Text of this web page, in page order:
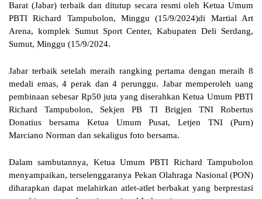
Barat (Jabar) terbaik dan ditutup secara resmi oleh Ketua Umum
PBTI Richard Tampubolon, Minggu (15/9/2024)di Martial Art
Arena, komplek Sumut Sport Center, Kabupaten Deli Serdang,
Sumut, Minggu (15/9/2024.
Jabar terbaik setelah meraih rangking pertama dengan meraih 8
medali emas, 4 perak dan 4 perunggu. Jabar memperoleh uang
pembinaan sebesar Rp50 juta yang diserahkan Ketua Umum PBTI
Richard Tampubolon, Sekjen PB TI Brigjen TNI Robertus
Donatius bersama Ketua Umum Pusat, Letjen TNI (Purn)
Marciano Norman dan sekaligus foto bersama.
Dalam sambutannya, Ketua Umum PBTI Richard Tampubolon
menyampaikan, terselenggaranya Pekan Olahraga Nasional (PON)
diharapkan dapat melahirkan atlet-atlet berbakat yang berprestasi